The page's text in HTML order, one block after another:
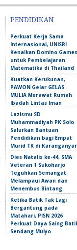
PENDIDIKAN
Perkuat Kerja Sama
Internasional, UNISRI
Kenalkan Domino Games
untuk Pembelajaran
Matematika di Thailand
Kuatkan Kerukunan,
PAWON Gelar GELAS
MULIA Merawat Rumah
Ibadah Lintas Iman
Lazismu SD
Muhammadiyah PK Solo
Salurkan Bantuan
Pendidikan bagi Empat
Murid TK di Karanganyar
Dies Natalis ke-44, SMA
Veteran 1 Sukoharjo
Teguhkan Semangat
Melampaui Awan dan
Menembus Bintang
Ketika Batik Tak Lagi
Bergantung pada
Matahari, PISN 2026
Perkuat Daya Saing
Sendang Mulyo